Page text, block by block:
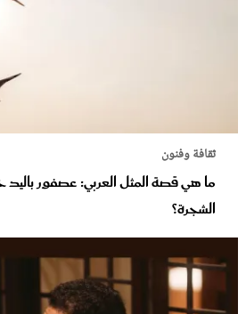
ثقافة وفنون
ما هي قصة المثل العربي: عصفور
الشجرة؟